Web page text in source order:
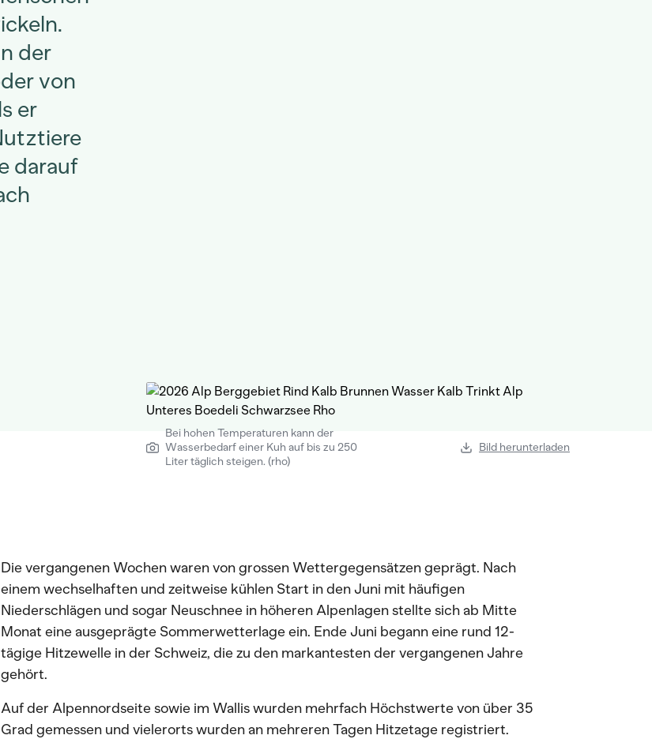
der
von
er
darauf
Bei hohen Temperaturen kann der
Wasserbedarf einer Kuh auf bis zu 250
Liter täglich steigen. (rho)
Bild herunterladen
Die vergangenen Wochen waren von grossen Wettergegensätzen geprägt. Nach
einem wechselhaften und zeitweise kühlen Start in den Juni mit häufigen
Niederschlägen und sogar Neuschnee in höheren Alpenlagen stellte sich ab Mitte
Monat eine ausgeprägte Sommerwetterlage ein. Ende Juni begann eine rund 12-
tägige Hitzewelle in der Schweiz, die zu den markantesten der vergangenen Jahre
gehört.
Auf der Alpennordseite sowie im Wallis wurden mehrfach Höchstwerte von über 35
Grad gemessen und vielerorts wurden an mehreren Tagen Hitzetage registriert.